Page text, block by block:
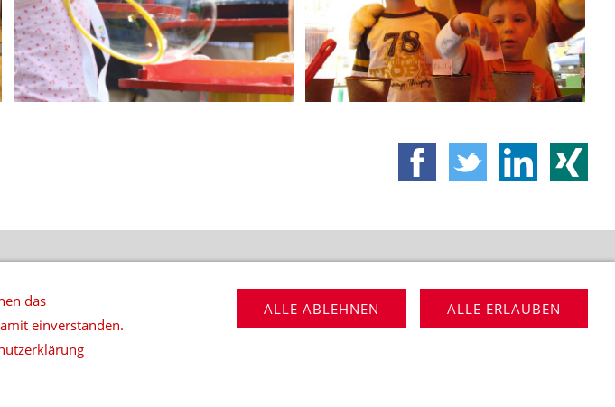
SITEMAP DEUTSCHLANDWEITE VERMIETUNG
| Tel: 05237-890934 | Fax: 05237-890935 | info@lippe-event.de
music & more
das
einverstanden.
ALLE ERLAUBEN
ALLE ABLEHNEN